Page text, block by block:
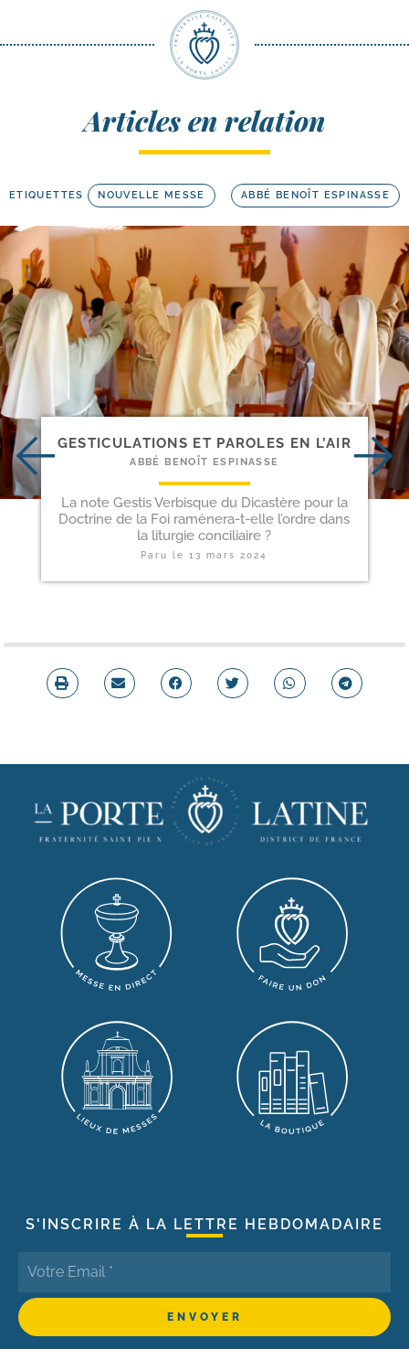
Articles en relation
ETIQUETTES NOUVELLE MESSE ABBÉ BENOÎT ESPINASSE
GESTICULATIONS ET PAROLES EN L’AIR
ABBÉ BENOÎT ESPINASSE
La note Gestis Verbisque du Dicastère pour la
Doctrine de la Foi ramènera-t-elle l’ordre dans
la liturgie conciliaire ?
Paru le13 mars 2024
S'INSCRIRE À LA LETTRE HEBDOMADAIRE